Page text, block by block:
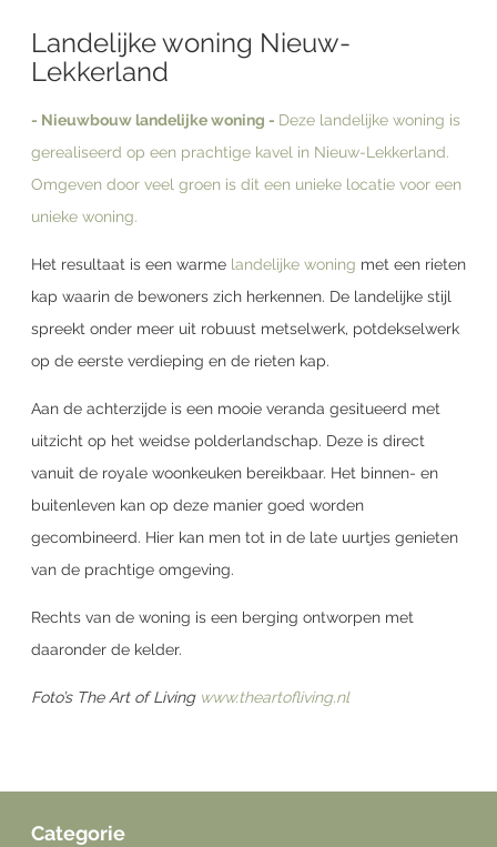
Landelijke woning Nieuw-
Lekkerland
- Nieuwbouw landelijke woning - Deze landelijke woning is
gerealiseerd op een prachtige kavel in Nieuw-Lekkerland.
Omgeven door veel groen is dit een unieke locatie voor een
unieke woning.
Het resultaat is een warme landelijke woning met een rieten
kap waarin de bewoners zich herkennen. De landelijke stijl
spreekt onder meer uit robuust metselwerk, potdekselwerk
op de eerste verdieping en de rieten kap.
Aan de achterzijde is een mooie veranda gesitueerd met
uitzicht op het weidse polderlandschap. Deze is direct
vanuit de royale woonkeuken bereikbaar. Het binnen- en
buitenleven kan op deze manier goed worden
gecombineerd. Hier kan men tot in de late uurtjes genieten
van de prachtige omgeving.
Rechts van de woning is een berging ontworpen met
daaronder de kelder.
Foto’s The Art of Living www.theartofliving.nl
Categorie